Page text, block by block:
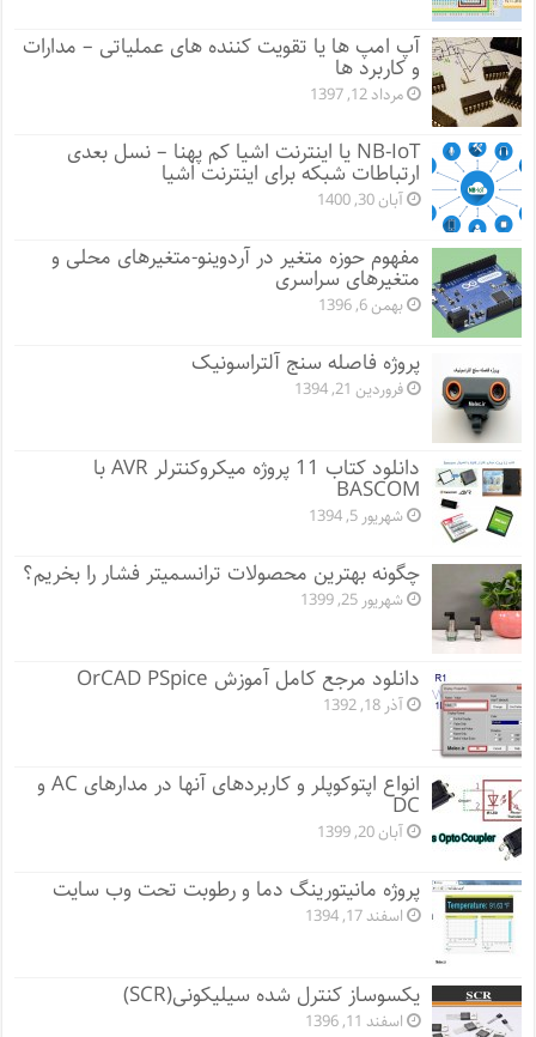
آپ امپ ها یا تقویت کننده های عملیاتی – مدارات
و کاربرد ها
مرداد 12, 1397
NB-IoT یا اینترنت اشیا کم پهنا – نسل بعدی
ارتباطات شبکه برای اینترنت اشیا
آبان 30, 1400
مفهوم حوزه متغیر در آردوینو-متغیرهای محلی و
متغیرهای سراسری
بهمن 6, 1396
پروژه فاصله سنج آلتراسونیک
فروردین 21, 1394
دانلود کتاب 11 پروژه میکروکنترلر AVR با
BASCOM
شهریور 5, 1394
چگونه بهترین محصولات ترانسمیتر فشار را بخریم؟
شهریور 25, 1399
دانلود مرجع کامل آموزش OrCAD PSpice
آذر 18, 1392
انواع اپتوکوپلر و کاربردهای آنها در مدارهای AC و
DC
آبان 20, 1399
پروژه مانيتورينگ دما و رطوبت تحت وب سایت
اسفند 17, 1394
یکسوساز کنترل شده سیلیکونی(SCR)
اسفند 11, 1396